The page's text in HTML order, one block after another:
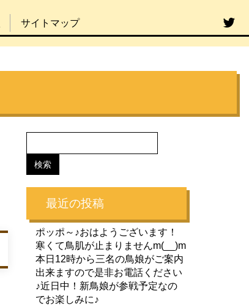
サイトマップ
最近の投稿
ポッポ～♪おはようございます！
寒くて鳥肌が止まりませんm(__)m
本日12時から三名の鳥娘がご案内
出来ますので是非お電話ください
♪近日中！新鳥娘が参戦予定なの
でお楽しみに♪